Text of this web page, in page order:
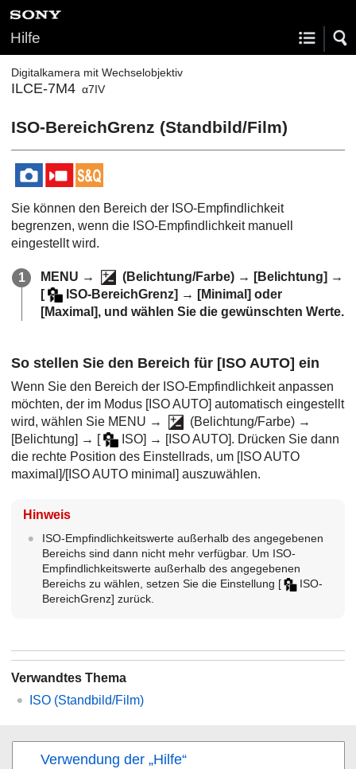
Hilfe
Digitalkamera mit Wechselobjektiv
ILCE-7M4 α7IV
ISO-BereichGrenz (Standbild/Film)
Sie können den Bereich der ISO-Empfindlichkeit
begrenzen, wenn die ISO-Empfindlichkeit manuell
eingestellt wird.
MENU → (Belichtung/Farbe) → [Belichtung] →
[
ISO-BereichGrenz] → [Minimal] oder
[Maximal], und wählen Sie die gewünschten Werte.
So stellen Sie den Bereich für [ISO AUTO] ein
Wenn Sie den Bereich der ISO-Empfindlichkeit anpassen
möchten, der im Modus [ISO AUTO] automatisch eingestellt
wird, wählen Sie MENU →
(Belichtung/Farbe) →
[Belichtung] → [ ISO] → [ISO AUTO]. Drücken Sie dann
die rechte Position des Einstellrads, um [ISO AUTO
maximal]/[ISO AUTO minimal] auszuwählen.
Hinweis
ISO-Empfindlichkeitswerte außerhalb des angegebenen
Bereichs sind dann nicht mehr verfügbar. Um ISO-
Empfindlichkeitswerte außerhalb des angegebenen
Bereichs zu wählen, setzen Sie die Einstellung [
ISO-
BereichGrenz] zurück.
Verwandtes Thema
ISO (Standbild/Film)
Verwendung der „Hilfe“